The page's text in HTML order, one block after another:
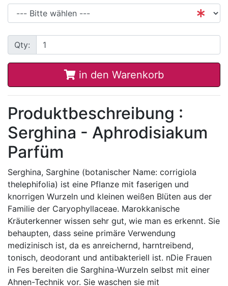
Qty:
in den Warenkorb
Produktbeschreibung :
Serghina - Aphrodisiakum
Parfüm
Serghina, Sarghine (botanischer Name: corrigiola
thelephifolia) ist eine Pflanze mit faserigen und
knorrigen Wurzeln und kleinen weißen Blüten aus der
Familie der Caryophyllaceae. Marokkanische
Kräuterkenner wissen sehr gut, wie man es erkennt. Sie
behaupten, dass seine primäre Verwendung
medizinisch ist, da es anreichernd, harntreibend,
tonisch, deodorant und antibakteriell ist. nDie Frauen
in Fes bereiten die Sarghina-Wurzeln selbst mit einer
Ahnen-Technik vor. Sie waschen sie mit